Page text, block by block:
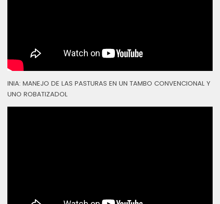
INIA: MANEJO DE LAS PASTURAS EN UN TAMBO CONVENCIONAL Y
UNO ROBATIZADOL